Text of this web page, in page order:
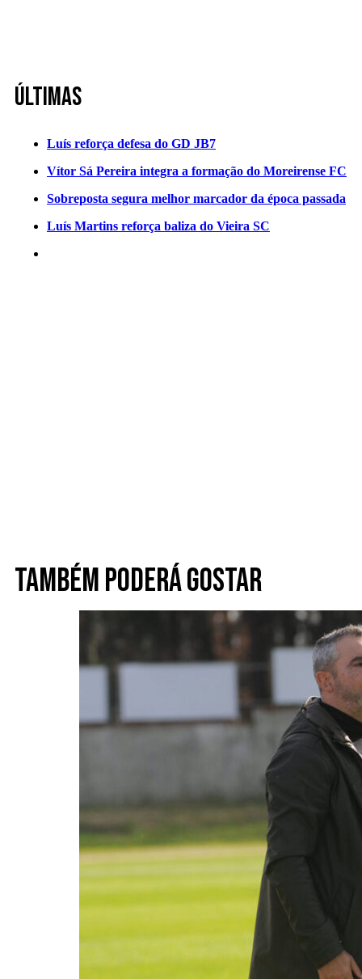
Últimas
Luís reforça defesa do GD JB7
Vítor Sá Pereira integra a formação do Moreirense FC
Sobreposta segura melhor marcador da época passada
Luís Martins reforça baliza do Vieira SC
Também poderá gostar